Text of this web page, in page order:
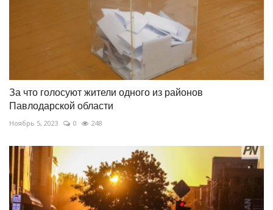
За что голосуют жители одного из районов
Павлодарской области
Ноябрь 5, 2023 0 248